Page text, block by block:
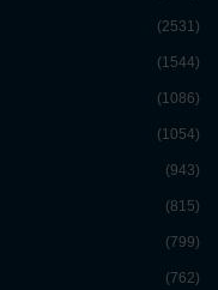
(2531)
(1544)
(1086)
(1054)
(943)
(815)
(799)
(762)